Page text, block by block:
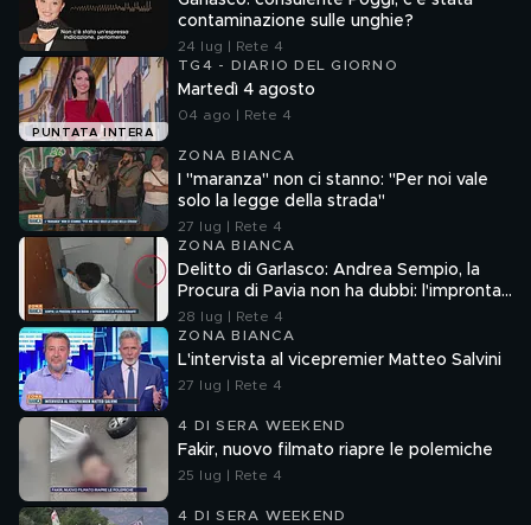
contaminazione sulle unghie?
24 lug | Rete 4
PUNTATA INTERA
TG4 - DIARIO DEL GIORNO
Martedì 4 agosto
04 ago | Rete 4
ZONA BIANCA
I "maranza" non ci stanno: "Per noi vale
solo la legge della strada"
27 lug | Rete 4
ZONA BIANCA
Delitto di Garlasco: Andrea Sempio, la
Procura di Pavia non ha dubbi: l'impronta
33 è la pistola fumante
28 lug | Rete 4
ZONA BIANCA
L'intervista al vicepremier Matteo Salvini
27 lug | Rete 4
4 DI SERA WEEKEND
Fakir, nuovo filmato riapre le polemiche
25 lug | Rete 4
4 DI SERA WEEKEND